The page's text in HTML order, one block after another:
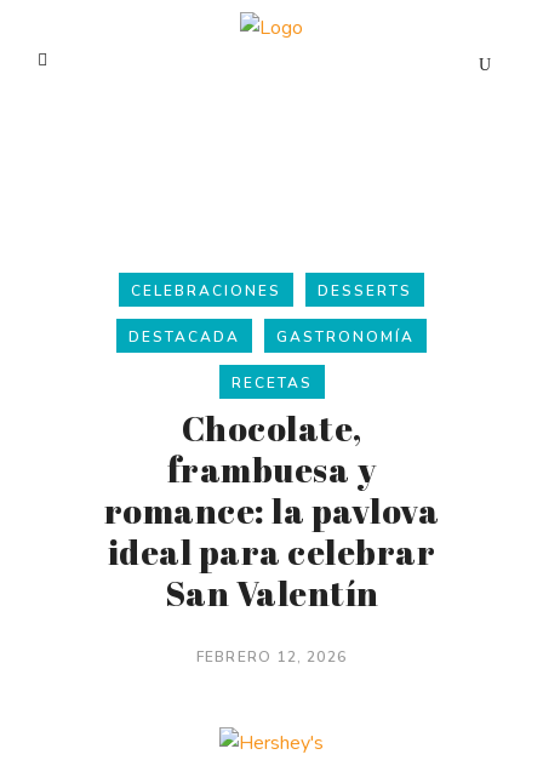
CELEBRACIONES DESSERTS
DESTACADA GASTRONOMÍA
RECETAS
Chocolate,
frambuesa y
romance: la pavlova
ideal para celebrar
San Valentín
FEBRERO 12, 2026